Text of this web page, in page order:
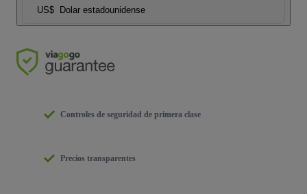
US$ Dolar estadounidense
Controles de seguridad de primera clase
Precios transparentes